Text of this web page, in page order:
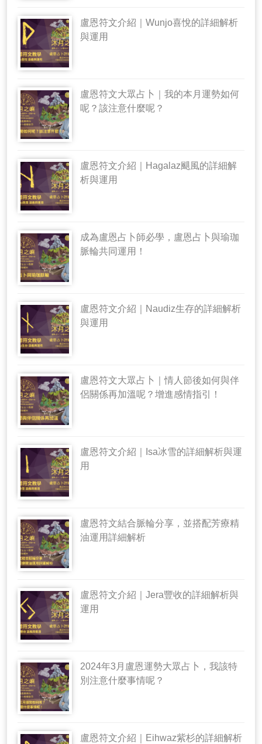
盧恩符文介紹｜Wunjo喜悅的詳細解析
與運用
盧恩符文大眾占卜｜我的本月運勢如何
呢？該注意什麼呢？
盧恩符文介紹｜Hagalaz颶風的詳細解
析與運用
成為盧恩占卜師必學，盧恩占卜與瑜珈
脈輪共同運用！
盧恩符文介紹｜Naudiz生存的詳細解析
與運用
盧恩符文大眾占卜｜情人節後如何與伴
侶關係再加溫呢？增進感情指引！
盧恩符文介紹｜Isa冰雪的詳細解析與運
用
盧恩符文結合脈輪分享，並搭配芳療精
油運用詳細解析
盧恩符文介紹｜Jera豐收的詳細解析與
運用
2024年3月盧恩運勢大眾占卜，我該特
別注意什麼事情呢？
盧恩符文介紹｜Eihwaz紫杉的詳細解析